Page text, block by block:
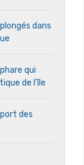
dans
qui
de l’île
des